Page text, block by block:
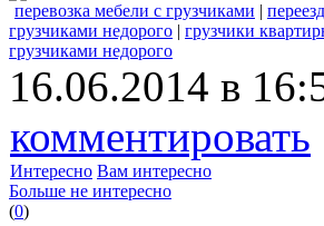
перевозка мебели с грузчиками |
грузчиками недорого | грузчики
грузчиками недорого
16.06.2014 в
комментировать
Интересно Вам интересно
Больше не интересно
(0)